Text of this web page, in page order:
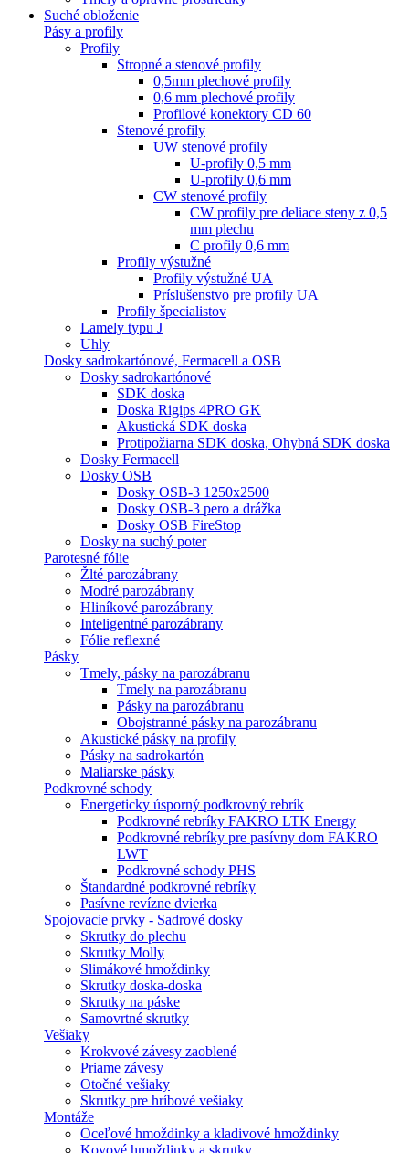
Suché obloženie
Pásy a profily
Profily
Stropné a stenové profily
0,5mm plechové profily
0,6 mm plechové profily
Profilové konektory CD 60
Stenové profily
UW stenové profily
U-profily 0,5 mm
U-profily 0,6 mm
CW stenové profily
CW profily pre deliace steny z 0,5
mm plechu
C profily 0,6 mm
Profily výstužné
Profily výstužné UA
Príslušenstvo pre profily UA
Profily špecialistov
Lamely typu J
Uhly
Dosky sadrokartónové, Fermacell a OSB
Dosky sadrokartónové
SDK doska
Doska Rigips 4PRO GK
Akustická SDK doska
Protipožiarna SDK doska, Ohybná SDK doska
Dosky Fermacell
Dosky OSB
Dosky OSB-3 1250x2500
Dosky OSB-3 pero a drážka
Dosky OSB FireStop
Dosky na suchý poter
Parotesné fólie
Žlté parozábrany
Modré parozábrany
Hliníkové parozábrany
Inteligentné parozábrany
Fólie reflexné
Pásky
Tmely, pásky na parozábranu
Tmely na parozábranu
Pásky na parozábranu
Obojstranné pásky na parozábranu
Akustické pásky na profily
Pásky na sadrokartón
Maliarske pásky
Podkrovné schody
Energeticky úsporný podkrovný rebrík
Podkrovné rebríky FAKRO LTK Energy
Podkrovné rebríky pre pasívny dom FAKRO
LWT
Podkrovné schody PHS
Štandardné podkrovné rebríky
Pasívne revízne dvierka
Spojovacie prvky - Sadrové dosky
Skrutky do plechu
Skrutky Molly
Slimákové hmoždinky
Skrutky doska-doska
Skrutky na páske
Samovrtné skrutky
Vešiaky
Krokvové závesy zaoblené
Priame závesy
Otočné vešiaky
Skrutky pre hríbové vešiaky
Montáže
Oceľové hmoždinky a kladivové hmoždinky
Kovové hmoždinky a skrutky